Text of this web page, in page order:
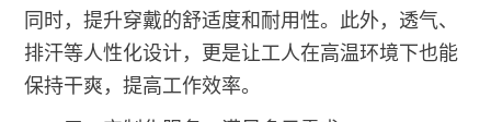
同时，提升穿戴的舒适度和耐用性。此外，透气、
排汗等人性化设计，更是让工人在高温环境下也能
保持干爽，提高工作效率。